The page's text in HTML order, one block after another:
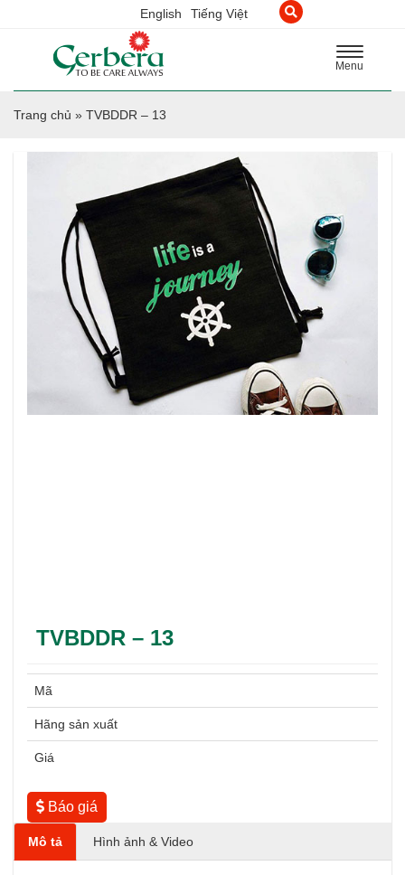
English Tiếng Việt
Toggle
navigation
Menu
Trang chủ » TVBDDR – 13
TVBDDR – 13
Mã
Hãng sản xuất
Giá
Báo giá
Mô tả Hình ảnh & Video